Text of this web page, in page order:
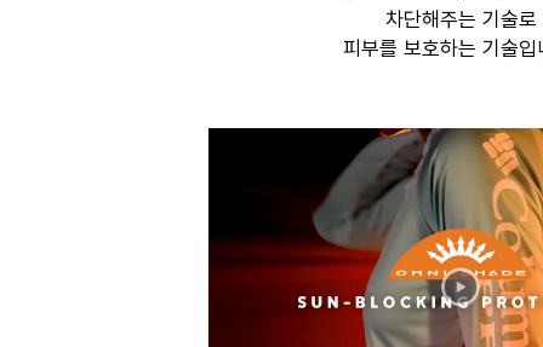
차단해주는 기술로
피부를 보호하는 기술입